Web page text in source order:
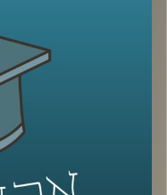
שמכנים אותו המשבר
למעשה מדובר במשבר
בימים אלו אנו נמצאים
שנים, אז מה קורה שם
לאיזשהי נורמליזציה ?
כדי לדון בדיוק בזה
לאודר לממשל,